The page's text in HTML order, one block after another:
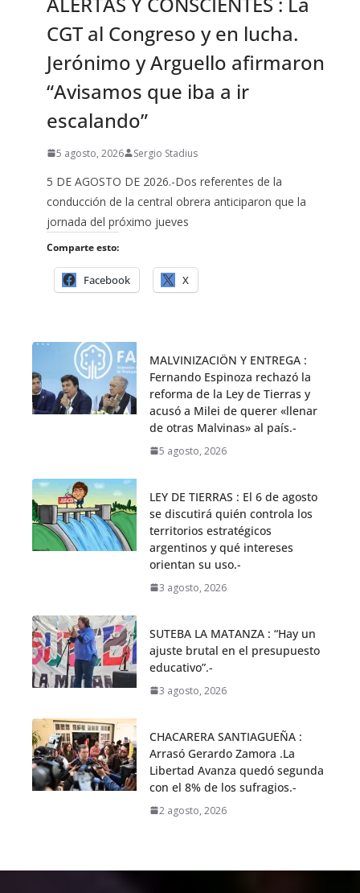
CGT al Congreso y en lucha.
Jerónimo y Arguello afirmaron
“Avisamos que iba a ir
escalando”
5 agosto, 2026 Sergio Stadius
5 DE AGOSTO DE 2026.-Dos referentes de la
conducción de la central obrera anticiparon que la
jornada del próximo jueves
Comparte esto:
Facebook X
MALVINIZACIÖN Y ENTREGA :
Fernando Espinoza rechazó la
reforma de la Ley de Tierras y
acusó a Milei de querer «llenar
de otras Malvinas» al país.-
5 agosto, 2026
LEY DE TIERRAS : El 6 de agosto
se discutirá quién controla los
territorios estratégicos
argentinos y qué intereses
orientan su uso.-
3 agosto, 2026
SUTEBA LA MATANZA : “Hay un
ajuste brutal en el presupuesto
educativo”.-
3 agosto, 2026
CHACARERA SANTIAGUEÑA :
Arrasó Gerardo Zamora .La
Libertad Avanza quedó segunda
con el 8% de los sufragios.-
2 agosto, 2026